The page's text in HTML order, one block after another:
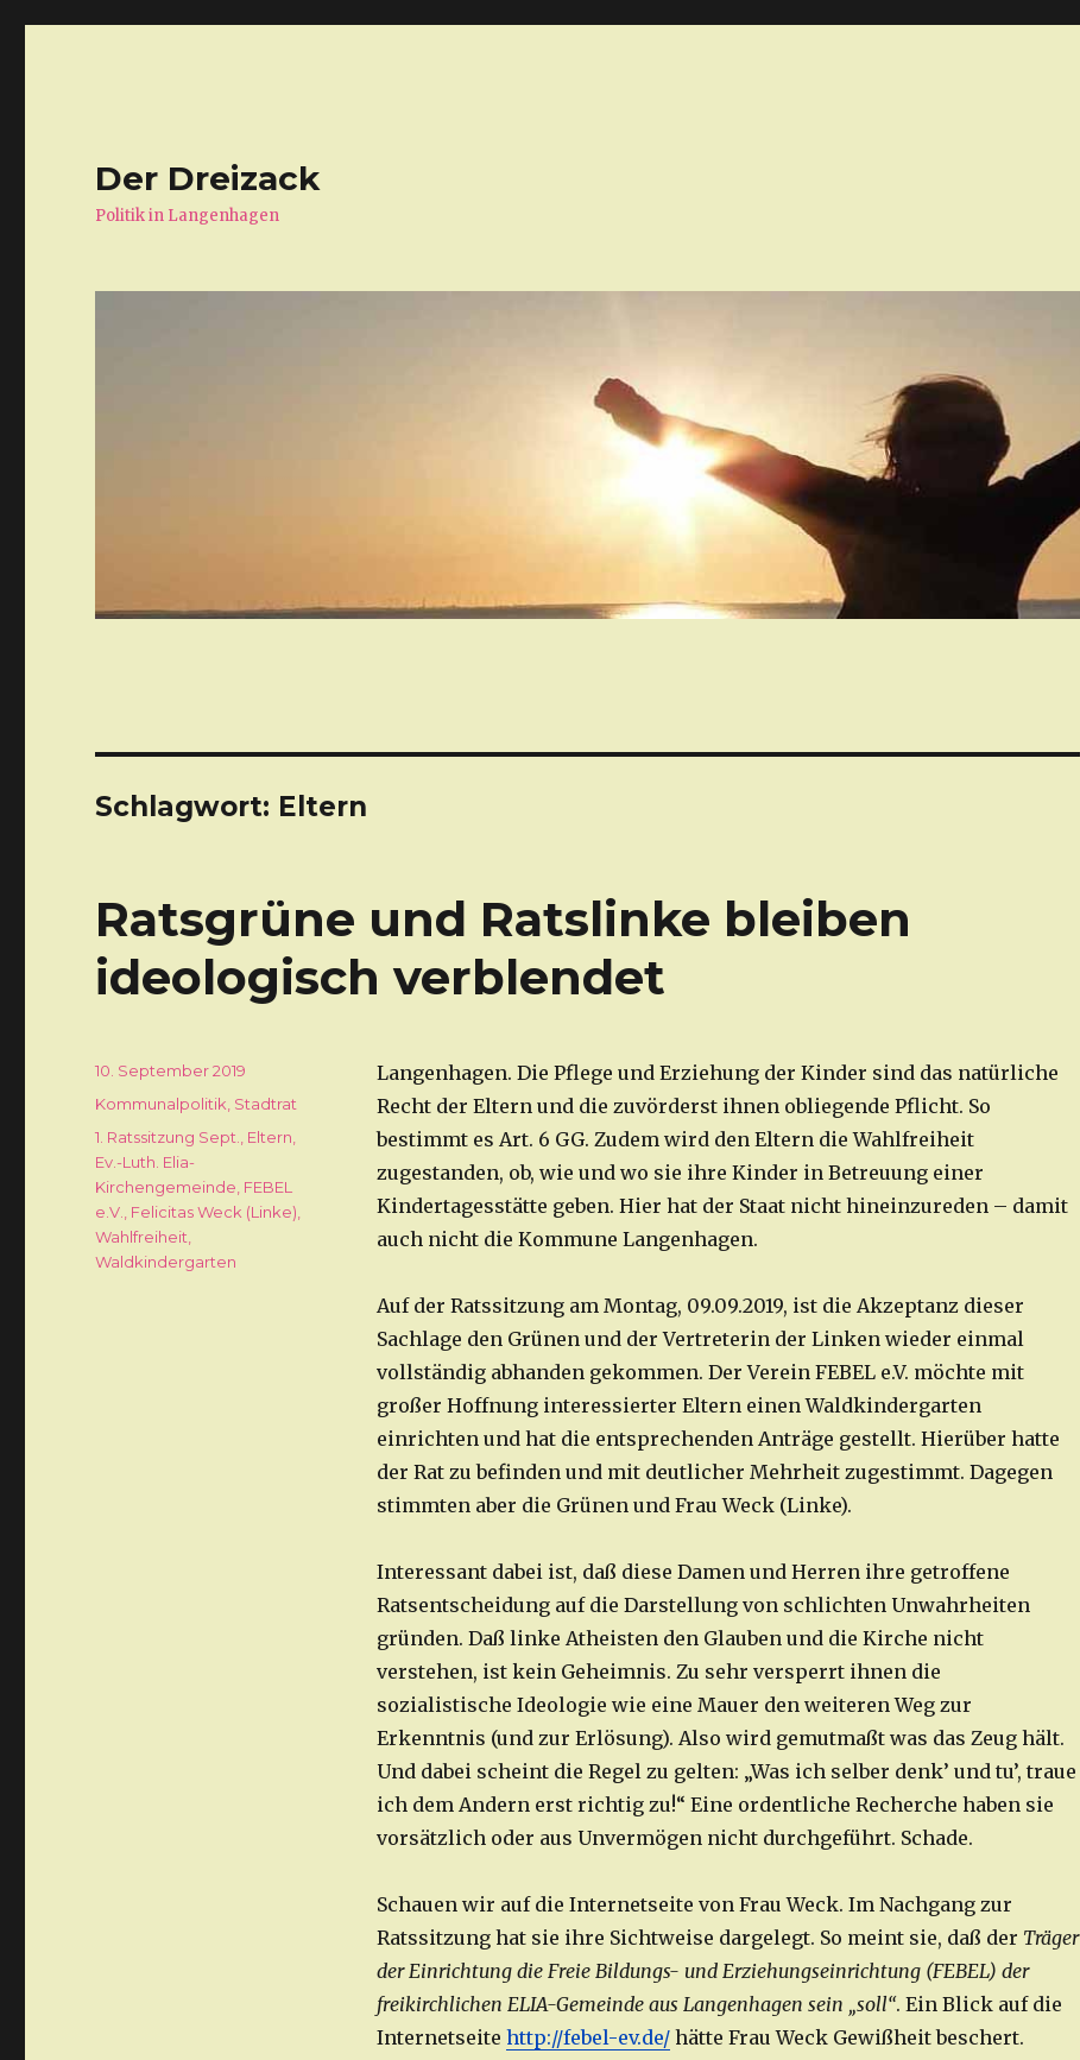
Der Dreizack
Politik in Langenhagen
Schlagwort: Eltern
Ratsgrüne und Ratslinke bleiben
ideologisch verblendet
Langenhagen. Die Pflege und Erziehung der Kinder sind das natürliche
Recht der Eltern und die zuvörderst ihnen obliegende Pflicht. So
bestimmt es Art. 6 GG. Zudem wird den Eltern die Wahlfreiheit
zugestanden, ob, wie und wo sie ihre Kinder in Betreuung einer
Kindertagesstätte geben. Hier hat der Staat nicht hineinzureden – damit
auch nicht die Kommune Langenhagen.
Auf der Ratssitzung am Montag, 09.09.2019, ist die Akzeptanz dieser
Sachlage den Grünen und der Vertreterin der Linken wieder einmal
vollständig abhanden gekommen. Der Verein FEBEL e.V. möchte mit
großer Hoffnung interessierter Eltern einen Waldkindergarten
einrichten und hat die entsprechenden Anträge gestellt. Hierüber hatte
der Rat zu befinden und mit deutlicher Mehrheit zugestimmt. Dagegen
stimmten aber die Grünen und Frau Weck (Linke).
Interessant dabei ist, daß diese Damen und Herren ihre getroffene
Ratsentscheidung auf die Darstellung von schlichten Unwahrheiten
gründen. Daß linke Atheisten den Glauben und die Kirche nicht
verstehen, ist kein Geheimnis. Zu sehr versperrt ihnen die
sozialistische Ideologie wie eine Mauer den weiteren Weg zur
Erkenntnis (und zur Erlösung). Also wird gemutmaßt was das Zeug hält.
Und dabei scheint die Regel zu gelten: „Was ich selber denk’ und tu’, traue
ich dem Andern erst richtig zu!“ Eine ordentliche Recherche haben sie
vorsätzlich oder aus Unvermögen nicht durchgeführt. Schade.
Schauen wir auf die Internetseite von Frau Weck. Im Nachgang zur
Ratssitzung hat sie ihre Sichtweise dargelegt. So meint sie, daß der Träger
der Einrichtung die Freie Bildungs- und Erziehungseinrichtung (FEBEL) der
freikirchlichen ELIA-Gemeinde aus Langenhagen sein „soll“. Ein Blick auf die
Internetseite http://febel-ev.de/hätte Frau Weck Gewißheit beschert.
Veröffentlicht
am
10. September 2019
Kategorien
Kommunalpolitik Stadtrat
Schlagwörter
1. Ratssitzung Sept. Eltern
Ev.-Luth. Elia-
Kirchengemeinde FEBEL
e.V.
Felicitas Weck (Linke)
Wahlfreiheit
Waldkindergarten